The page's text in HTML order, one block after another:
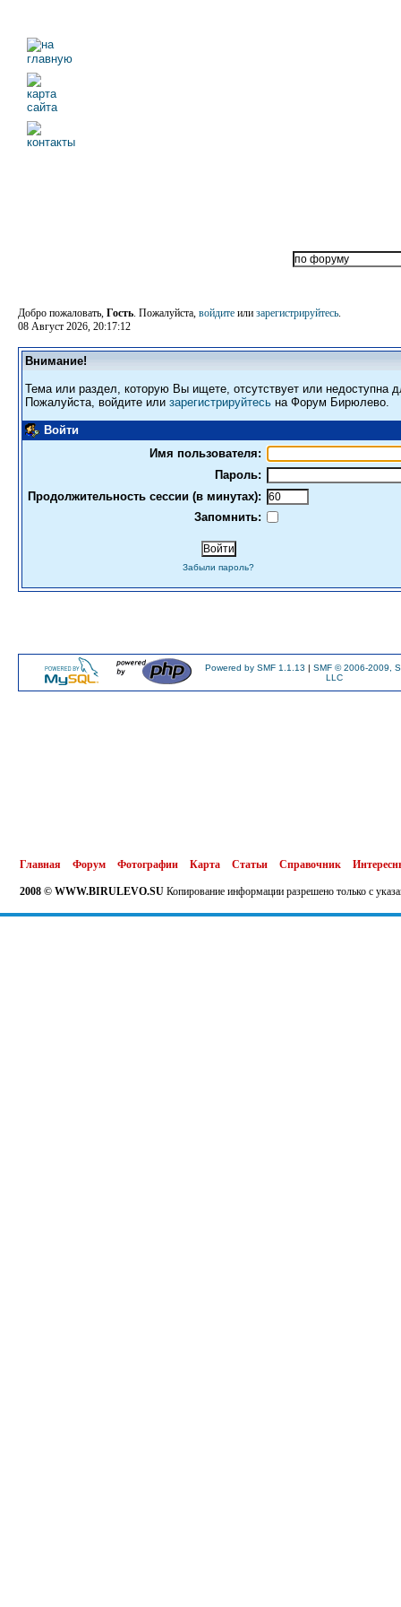
Добро пожаловать, Гость. Пожалуйста, войдите или зарегистрируйтесь.
08 Август 2026, 20:17:12
Внимание!
Тема или раздел, которую Вы ищете, отсутствует или недоступна
Пожалуйста, войдите или зарегистрируйтесь на Форум Бирюлево.
Войти
Имя пользователя:
Пароль:
Продолжительность сессии (в минутах):
Запомнить:
Забыли пароль?
Powered by SMF 1.1.13 | SMF © 2006-2009,
LLC
Главная Форум Фотографии Карта Статьи Справочник
2008 © WWW.BIRULEVO.SU Копирование информации разрешено только с